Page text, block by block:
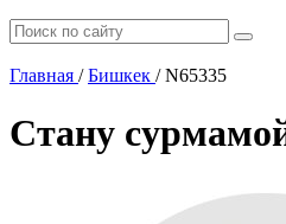
Главная / Бишкек /N65335
Стану